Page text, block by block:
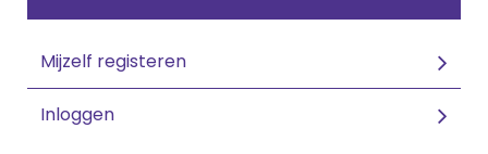
Mijzelf registeren
Inloggen